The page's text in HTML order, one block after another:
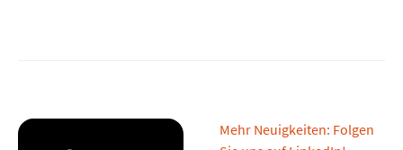
Mehr Neuigkeiten: Folgen